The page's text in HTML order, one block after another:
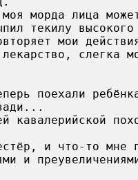
морда лица
текилу
мои
слегка
поехали
кавалерийской
и что-то мне
и